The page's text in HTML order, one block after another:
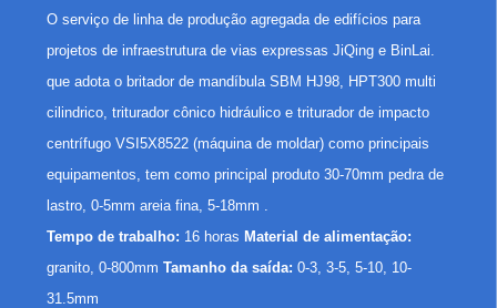
O serviço de linha de produção agregada de edifícios para
projetos de infraestrutura de vias expressas JiQing e BinLai.
que adota o britador de mandíbula SBM HJ98, HPT300 multi
cilindrico, triturador cônico hidráulico e triturador de impacto
centrífugo VSI5X8522 (máquina de moldar) como principais
equipamentos, tem como principal produto 30-70mm pedra de
lastro, 0-5mm areia fina, 5-18mm .
Tempo de trabalho: 16 horas Material de alimentação:
granito, 0-800mmTamanho da saída: 0-3, 3-5, 5-10, 10-
31.5mm